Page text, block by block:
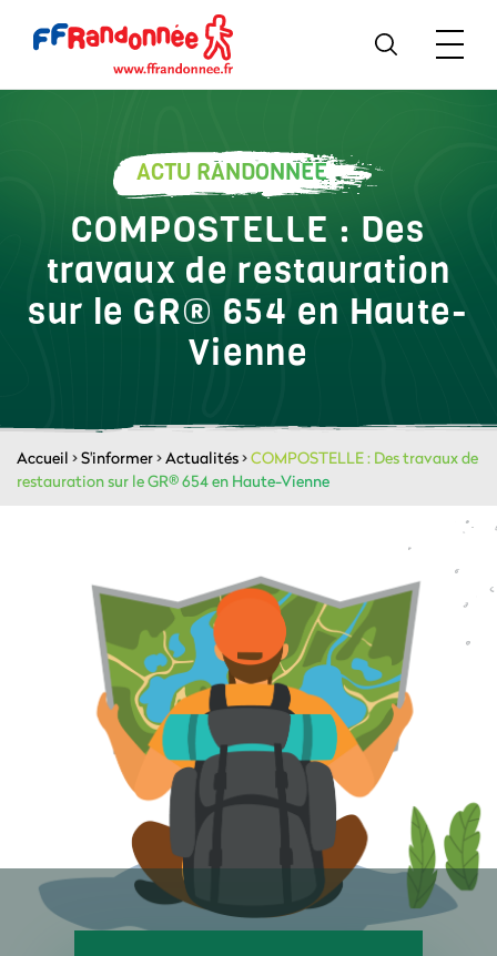
ACTU RANDONNÉE
COMPOSTELLE : Des
travaux de restauration
sur le GR® 654 en Haute-
Vienne
Accueil >S'informer>Actualités>COMPOSTELLE : Des travaux de
restauration sur le GR® 654 en Haute-Vienne